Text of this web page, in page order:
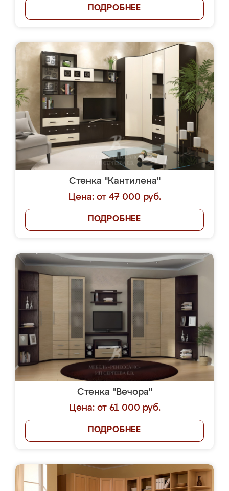
ПОДРОБНЕЕ
Стенка "Кантилена"
Цена: от 47 000 руб.
ПОДРОБНЕЕ
Стенка "Вечора"
Цена: от 61 000 руб.
ПОДРОБНЕЕ